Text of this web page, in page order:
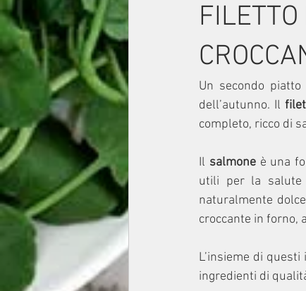
Un secondo
dell’autunno. Il
completo, ricco di
Il salmone è una
utili per la salute
naturalmente
croccante in forno,
L’insieme di
ingredienti di